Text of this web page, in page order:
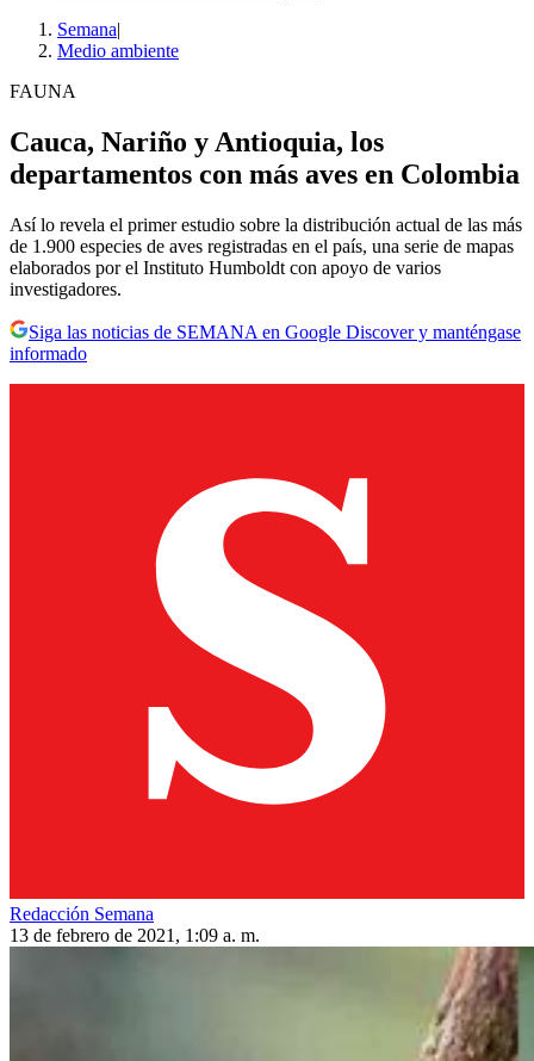
Semana|
Medio ambiente
FAUNA
Cauca, Nariño y Antioquia, los
departamentos con más aves en Colombia
Así lo revela el primer estudio sobre la distribución actual de las más
de 1.900 especies de aves registradas en el país, una serie de mapas
elaborados por el Instituto Humboldt con apoyo de varios
investigadores.
Siga las noticias de SEMANA en Google Discover y manténgase
informado
Redacción Semana
13 de febrero de 2021, 1:09 a. m.